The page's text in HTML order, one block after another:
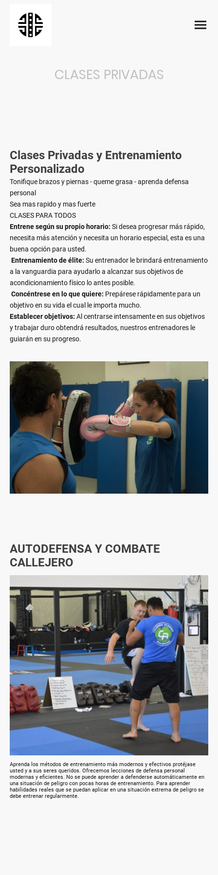
CLASES PRIVADAS
Clases Privadas y Entrenamiento
Personalizado
Tonifique brazos y piernas - queme grasa - aprenda defensa
personal
Sea mas rapido y mas fuerte
CLASES PARA TODOS
Entrene según su propio horario: Si desea progresar más rápido,
necesita más atención y necesita un horario especial, esta es una
buena opción para usted.
Entrenamiento de élite: Su entrenador le brindará entrenamiento
a la vanguardia para ayudarlo a alcanzar sus objetivos de
acondicionamiento físico lo antes posible.
Concéntrese en lo que quiere: Prepárese rápidamente para un
objetivo en su vida el cual le importa mucho.
Establecer objetivos: Al centrarse intensamente en sus objetivos
y trabajar duro obtendrá resultados, nuestros entrenadores le
guiarán en su progreso.
AUTODEFENSA Y COMBATE
CALLEJERO
Aprenda los métodos de entrenamiento más modernos y efectivos protéjase
usted y a sus seres queridos. Ofrecemos lecciones de defensa personal
modernas y eficientes. No se puede aprender a defenderse automáticamente en
una situación de peligro con pocas horas de entrenamiento. Para aprender
habilidades reales que se puedan aplicar en una situación extrema de peligro se
debe entrenar regularmente.